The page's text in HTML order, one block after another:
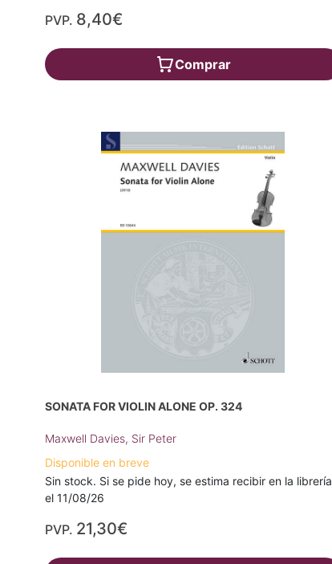
PVP. 8,40€
Comprar
SONATA FOR VIOLIN ALONE OP. 324
Maxwell Davies, Sir Peter
Disponible en breve
Sin stock. Si se pide hoy, se estima recibir en la librería
el 11/08/26
PVP. 21,30€